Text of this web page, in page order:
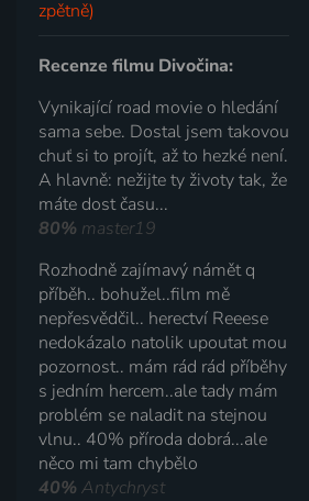
zpětně)
Recenze filmu Divočina:
Vynikající road movie o hledání
sama sebe. Dostal jsem takovou
chuť si to projít, až to hezké není.
A hlavně: nežijte ty životy tak, že
máte dost času...
80% master19
Rozhodně zajímavý námět q
příběh.. bohužel..film mě
nepřesvědčil.. herectví Reeese
nedokázalo natolik upoutat mou
pozornost.. mám rád rád příběhy
s jedním hercem..ale tady mám
problém se naladit na stejnou
vlnu.. 40% příroda dobrá...ale
něco mi tam chybělo
40% Antychryst